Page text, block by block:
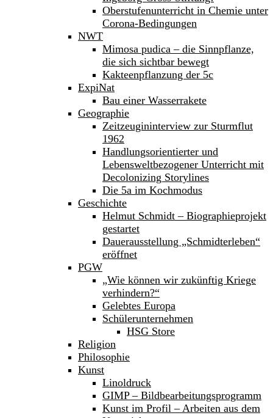
Oberstufenunterricht in Chemie unter
Corona-Bedingungen
NWT
Mimosa pudica – die Sinnpflanze,
die sich sichtbar bewegt
Kakteenpflanzung der 5c
ExpiNat
Bau einer Wasserrakete
Geographie
Zeitzeugininterview zur Sturmflut
1962
Handlungsorientierter und
Lebensweltbezogener Unterricht mit
Decolonizing Storylines
Die 5a im Kochmodus
Geschichte
Helmut Schmidt – Biographieprojekt
gestartet
Dauerausstellung „Schmidterleben“
eröffnet
PGW
„Wie können wir zukünftig Kriege
verhindern?“
Gelebtes Europa
Schülerunternehmen
HSG Store
Religion
Philosophie
Kunst
Linoldruck
GIMP – Bildbearbeitungsprogramm
Kunst im Profil – Arbeiten aus dem